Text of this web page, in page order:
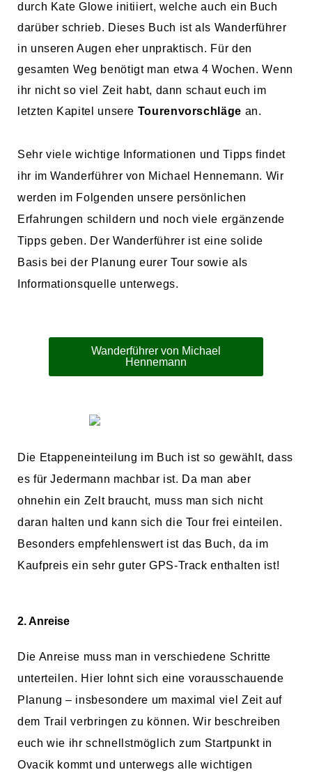
durch Kate Glowe initiiert, welche auch ein Buch
darüber schrieb. Dieses Buch ist als Wanderführer
in unseren Augen eher unpraktisch. Für den
gesamten Weg benötigt man etwa 4 Wochen. Wenn
ihr nicht so viel Zeit habt, dann schaut euch im
letzten Kapitel unsere Tourenvorschläge an.
Sehr viele wichtige Informationen und Tipps findet
ihr im Wanderführer von Michael Hennemann. Wir
werden im Folgenden unsere persönlichen
Erfahrungen schildern und noch viele ergänzende
Tipps geben. Der Wanderführer ist eine solide
Basis bei der Planung eurer Tour sowie als
Informationsquelle unterwegs.
Wanderführer von Michael
Hennemann
Die Etappeneinteilung im Buch ist so gewählt, dass
es für Jedermann machbar ist. Da man aber
ohnehin ein Zelt braucht, muss man sich nicht
daran halten und kann sich die Tour frei einteilen.
Besonders empfehlenswert ist das Buch, da im
Kaufpreis ein sehr guter GPS-Track enthalten ist!
2. Anreise
Die Anreise muss man in verschiedene Schritte
unterteilen. Hier lohnt sich eine vorausschauende
Planung – insbesondere um maximal viel Zeit auf
dem Trail verbringen zu können. Wir beschreiben
euch wie ihr schnellstmöglich zum Startpunkt in
Ovacik kommt und unterwegs alle wichtigen